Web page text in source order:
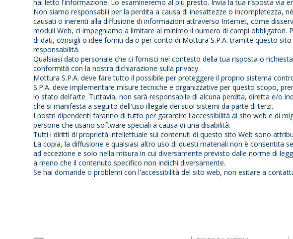
hai letto l'informazione. Lo esamineremo al più presto. Invia la tua risposta via
Non siamo responsabili per la perdita a causa di inesattezze o incompletezza,
causati o inerenti alla diffusione di informazioni attraverso Internet, come
moduli Web, ci impegniamo a limitare al minimo il numero di campi obbligatori.
di dati, consigli o idee forniti da o per conto di Mottura S.P.A. tramite questo
responsabilità.
Qualsiasi dato personale che ci fornisci nel contesto della tua risposta o
conformità con la nostra dichiarazione sulla privacy.
Mottura S.P.A. deve fare tutto il possibile per proteggere il proprio sistema
S.P.A. deve implementare misure tecniche e organizzative per questo scopo,
lo stato dell'arte. Tuttavia, non sarà responsabile di alcuna perdita, diretta e/o
che si manifesta a seguito dell'uso illegale dei suoi sistemi da parte di terzi.
I nostri dipendenti faranno di tutto per garantire l'accessibilità al sito web e di
persone che usano software speciali a causa di una disabilità.
Tutti i diritti di proprietà intellettuale sui contenuti di questo sito Web sono
La copia, la diffusione e qualsiasi altro uso di questi materiali non è consentita
ad eccezione e solo nella misura in cui diversamente previsto dalle norme di
a meno che il contenuto specifico non indichi diversamente.
Se hai domande o problemi con l'accessibilità del sito web, non esitare a